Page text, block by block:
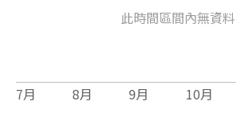
此時間區間內無資料
7月 8月 9月 10月